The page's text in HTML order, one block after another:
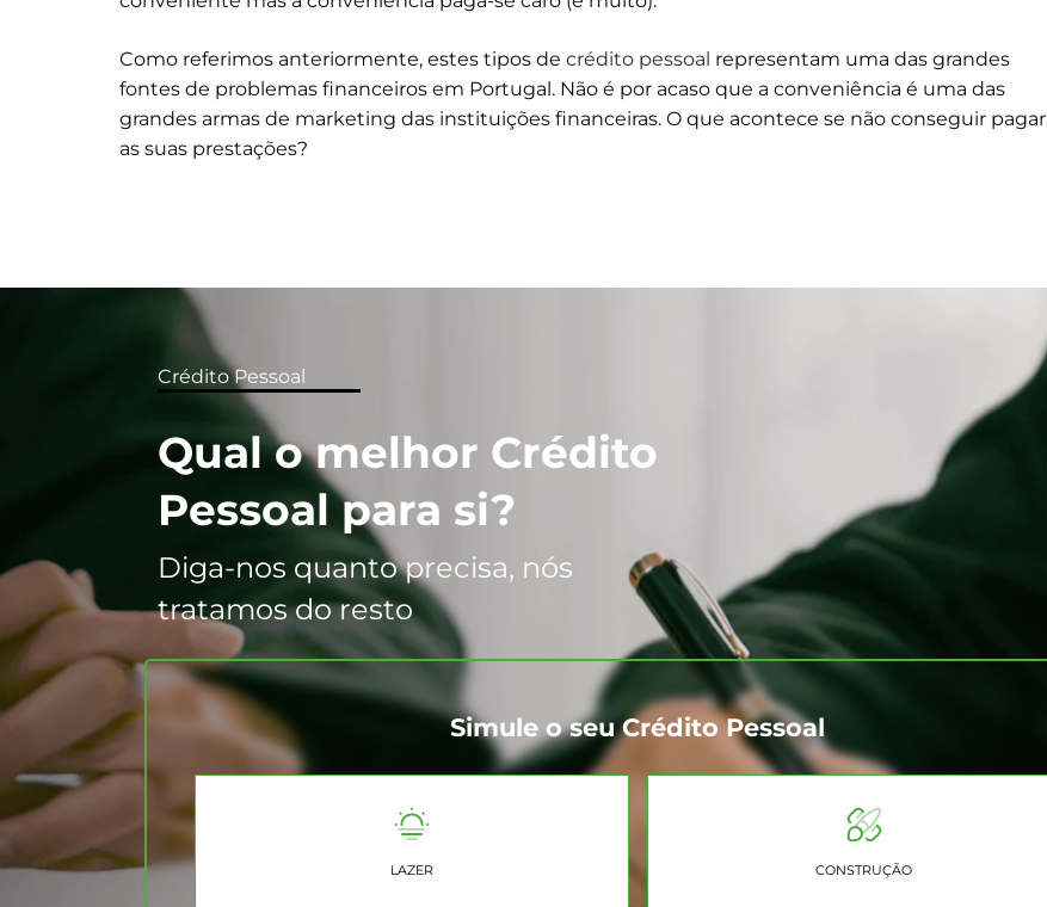
Como referimos anteriormente, estes tipos de crédito pessoal representam uma das grandes
fontes de problemas financeiros em Portugal. Não é por acaso que a conveniência é uma das
grandes armas de marketing das instituições financeiras. O que acontece se não conseguir pagar
as suas prestações?
Crédito Pessoal
Qual o melhor Crédito
Pessoal para si?
Diga-nos quanto precisa, nós
tratamos do resto
Simule o seu Crédito Pessoal
LAZER CONSTRUÇÃO